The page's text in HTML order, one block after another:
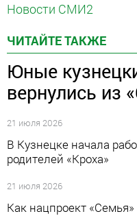
Новости СМИ2
ЧИТАЙТЕ ТАКЖЕ
Юные
вернулись из
21 июля 2026
В Кузнецке начала
родителей «Кроха»
21 июля 2026
Как нацпроект